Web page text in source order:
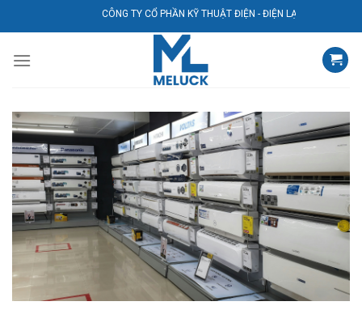
qua
dung
CÔNG TY CỔ PHẦN KỸ THUẬT ĐIỆN - ĐIỆN LẠNH AVG